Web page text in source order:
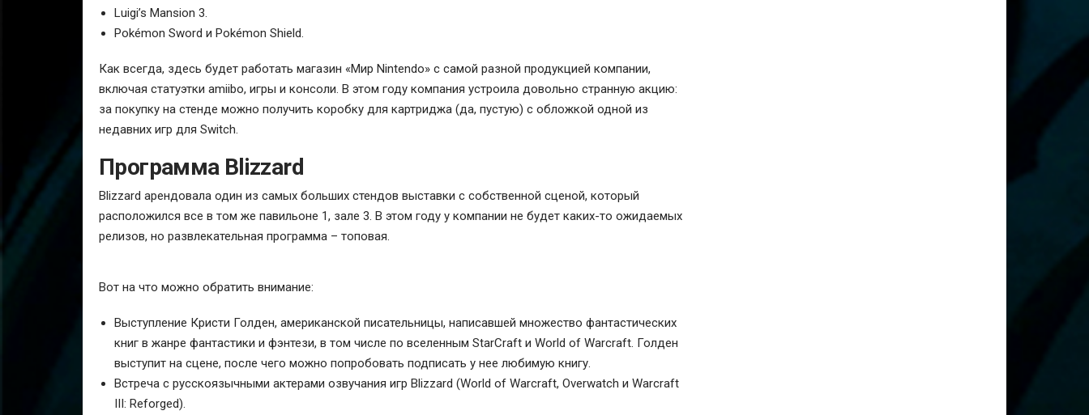
Luigi’s Mansion 3.
Pokémon Sword и Pokémon Shield.
Как всегда, здесь будет работать магазин «Мир Nintendo» с самой разной продукцией компании,
включая статуэтки amiibo, игры и консоли. В этом году компания устроила довольно странную акцию:
за покупку на стенде можно получить коробку для картриджа (да, пустую) с обложкой одной из
недавних игр для Switch.
Программа Blizzard
Blizzard арендовала один из самых больших стендов выставки с собственной сценой, который
расположился все в том же павильоне 1, зале 3. В этом году у компании не будет каких-то ожидаемых
релизов, но развлекательная программа – топовая.
Вот на что можно обратить внимание:
Выступление Кристи Голден, американской писательницы, написавшей множество фантастических
книг в жанре фантастики и фэнтези, в том числе по вселенным StarCraft и World of Warcraft. Голден
выступит на сцене, после чего можно попробовать подписать у нее любимую книгу.
Встреча с русскоязычными актерами озвучания игр Blizzard (World of Warcraft, Overwatch и Warcraft
III: Reforged).